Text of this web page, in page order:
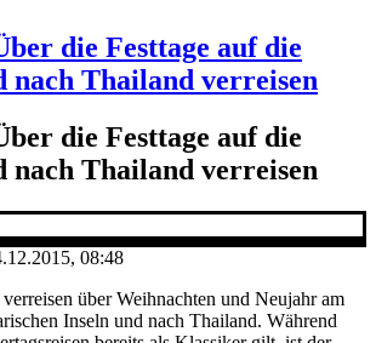
die Festtage auf die
nach Thailand verreisen
die Festtage auf die
nach Thailand verreisen
08:48
über Weihnachten und Neujahr am
Inseln und nach Thailand. Während